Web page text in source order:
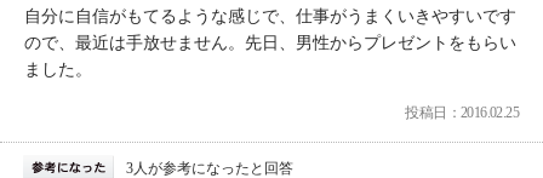
自分に自信がもてるような感じで、仕事がうまくいきやすいです
ので、最近は手放せません。先日、男性からプレゼントをもらい
ました。
投稿日：2016.02.25
3人が参考になったと回答